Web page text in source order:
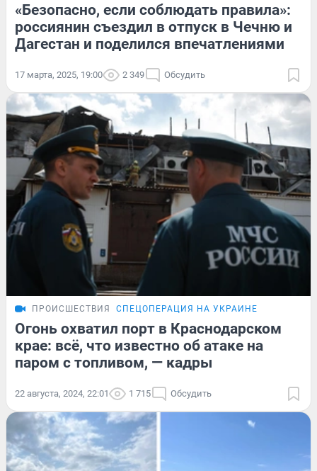
«Безопасно, если соблюдать правила»:
россиянин съездил в отпуск в Чечню и
Дагестан и поделился впечатлениями
17 марта, 2025, 19:00 2 349 Обсудить
ПРОИСШЕСТВИЯ СПЕЦОПЕРАЦИЯ НА УКРАИНЕ
Огонь охватил порт в Краснодарском
крае: всё, что известно об атаке на
паром с топливом, — кадры
22 августа, 2024, 22:01 1 715 Обсудить